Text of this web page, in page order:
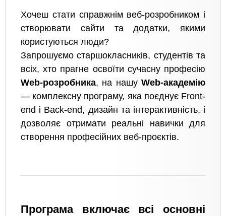
Хочеш стати справжнім веб-розробником і
створювати сайти та додатки, якими
користуються люди?
Запрошуємо старшокласників, студентів та
всіх, хто прагне освоїти сучасну професію
Web-розробника, на нашу Web-академію
— комплексну програму, яка поєднує Front-
end і Back-end, дизайн та інтерактивність, і
дозволяє отримати реальні навички для
створення професійних веб-проєктів.
Програма включає всі основні